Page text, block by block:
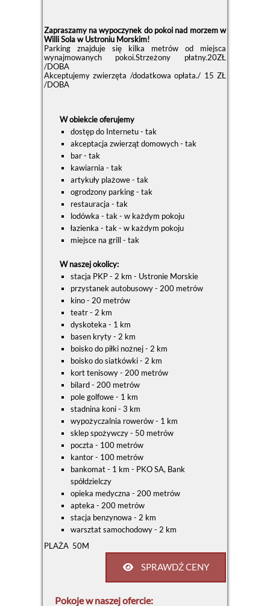
Zapraszamy na wypoczynek do pokoi nad morzem w
Willi Sola w Ustroniu Morskim!
Parking znajduje się kilka metrów od miejsca
wynajmowanych pokoi.Strzeżony płatny.20ZŁ
/DOBA
Akceptujemy zwierzęta /dodatkowa opłata./ 15 ZŁ
/DOBA
W obiekcie oferujemy
dostęp do Internetu - tak
akceptacja zwierząt domowych - tak
bar - tak
kawiarnia - tak
artykuły plażowe - tak
ogrodzony parking - tak
restauracja - tak
lodówka - tak - w każdym pokoju
łazienka - tak - w każdym pokoju
miejsce na grill - tak
W naszej okolicy:
stacja PKP - 2 km - Ustronie Morskie
przystanek autobusowy - 200 metrów
kino - 20 metrów
teatr - 2 km
dyskoteka - 1 km
basen kryty - 2 km
boisko do piłki nożnej - 2 km
boisko do siatkówki - 2 km
kort tenisowy - 200 metrów
bilard - 200 metrów
pole golfowe - 1 km
stadnina koni - 3 km
wypożyczalnia rowerów - 1 km
sklep spożywczy - 50 metrów
poczta - 100 metrów
kantor - 100 metrów
bankomat - 1 km - PKO SA, Bank
spółdzielczy
opieka medyczna - 200 metrów
apteka - 200 metrów
stacja benzynowa - 2 km
warsztat samochodowy - 2 km
PLAŻA 50M
SPRAWDŹ CENY
Pokoje w naszej ofercie: